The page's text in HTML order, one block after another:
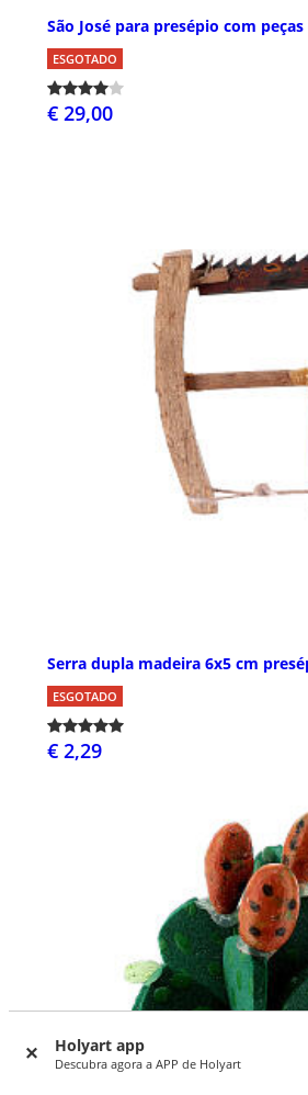
Holyart app
Descubra agora a APP de Holyart
São José para presépio com
ESGOTADO
€ 29,00
Serra dupla madeira 6x5 cm
ESGOTADO
€ 2,29